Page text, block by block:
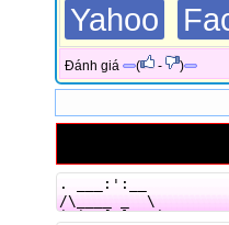
Yahoo
Đánh giá ( - )